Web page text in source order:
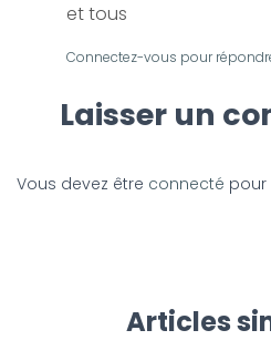
et tous
Connectez-vous pour
Laisser un
Vous devez être connecté pour
Articles